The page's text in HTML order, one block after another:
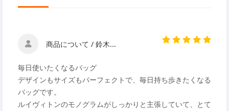
商品について / 鈴木...
毎日使いたくなるバッグ
デザインもサイズもパーフェクトで、毎日持ち歩きたくなる
バッグです。
ルイヴィトンのモノグラムがしっかりと主張していて、とて